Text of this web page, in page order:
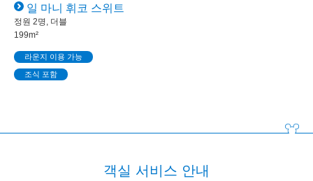
일 마니 휘코 스위트
정원 2명, 더블
199m²
라운지 이용 가능
조식 포함
객실 서비스 안내